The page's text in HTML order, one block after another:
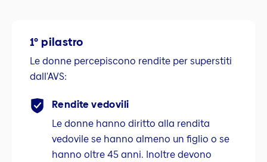
1° pilastro
Le donne percepiscono rendite per superstiti
dall'AVS:
Rendite vedovili
Le donne hanno diritto alla rendita
vedovile se hanno almeno un figlio o se
hanno oltre 45 anni. Inoltre devono